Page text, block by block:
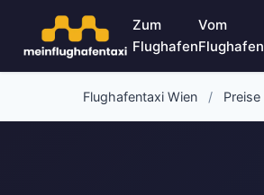
Zum
Flughafen
Vom
Flughafen
Flughafentaxi Wien / Preise